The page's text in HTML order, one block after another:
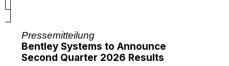
Pressemitteilung
Bentley Systems to Announce
Second Quarter 2026 Results